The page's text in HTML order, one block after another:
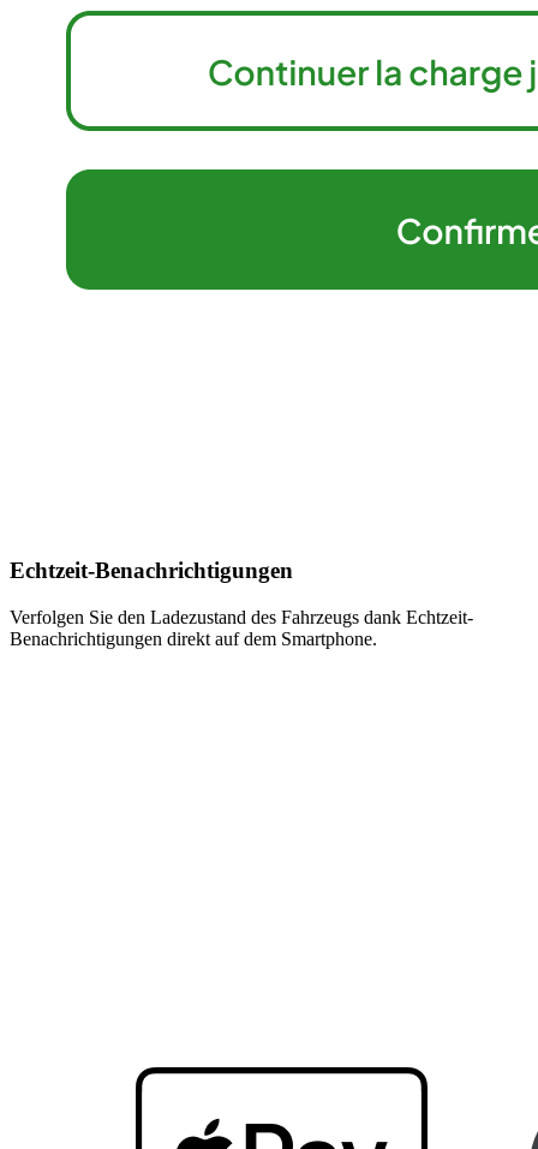
Echtzeit-Benachrichtigungen
Verfolgen Sie den Ladezustand des Fahrzeugs dank Echtzeit-
Benachrichtigungen direkt auf dem Smartphone.